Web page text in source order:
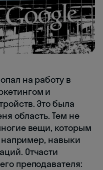
на работу в
и
Это была
область. Тем не
вещи, которым
например, навыки
Отчасти
преподавателя: